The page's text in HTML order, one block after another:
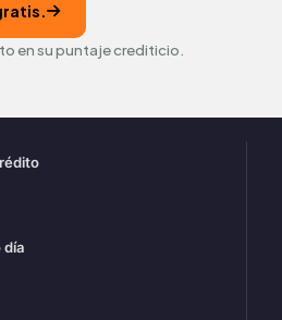
en su puntaje crediticio.
día